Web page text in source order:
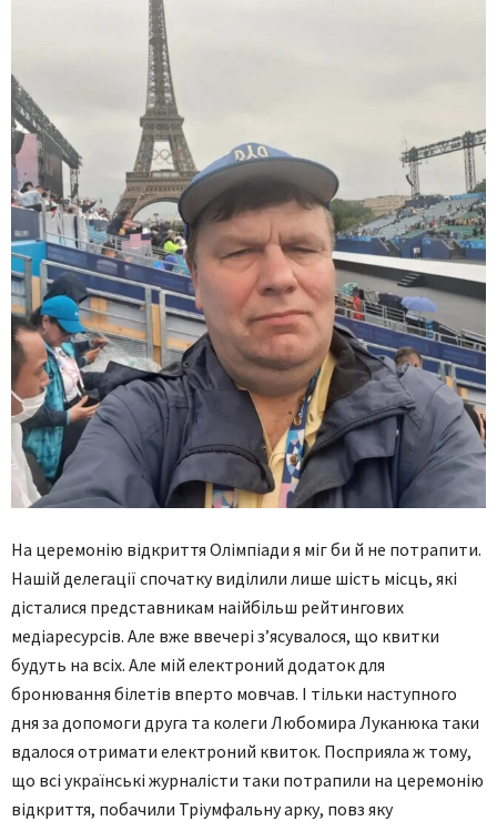
На церемонію відкриття Олімпіади я міг би й не потрапити.
Нашій делегації спочатку виділили лише шість місць, які
дісталися представникам наійбільш рейтингових
медіаресурсів. Але вже ввечері з’ясувалося, що квитки
будуть на всіх. Але мій електроний додаток для
бронювання білетів вперто мовчав. І тільки наступного
дня за допомоги друга та колеги Любомира Луканюка таки
вдалося отримати електроний квиток. Посприяла ж тому,
що всі українські журналісти таки потрапили на церемонію
відкриття, побачили Тріумфальну арку, повз яку